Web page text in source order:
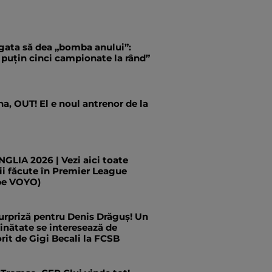
să dea „bomba anului”:
puțin cinci campionate la rând”
OUT! El e noul antrenor de la
2026 | Vezi aici toate
făcute în Premier League
VOYO)
pentru Denis Drăguș! Un
se interesează de
de Gigi Becali la FCSB